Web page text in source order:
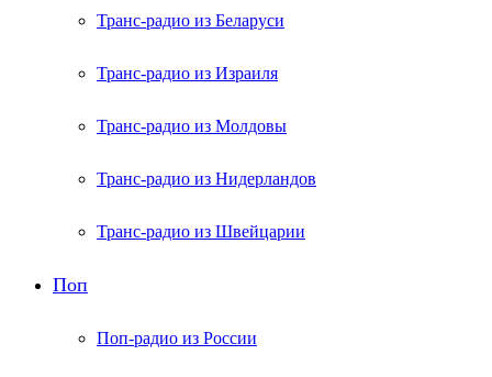
Транс-радио из Беларуси
Транс-радио из Израиля
Транс-радио из Молдовы
Транс-радио из Нидерландов
Транс-радио из Швейцарии
Поп
Поп-радио из России